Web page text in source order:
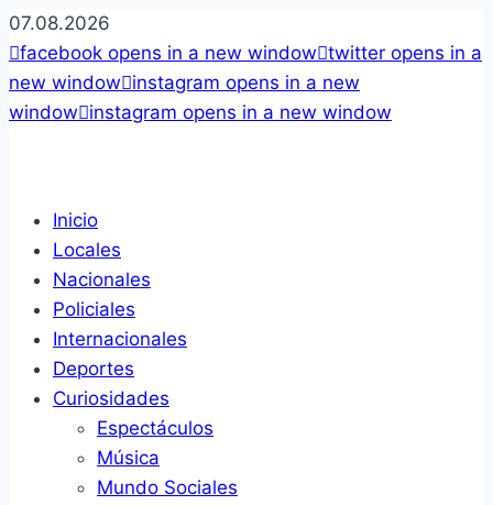
07.08.2026
facebook opens in a new window twitter opens in a
new window instagram opens in a new
window instagram opens in a new window
Inicio
Locales
Nacionales
Policiales
Internacionales
Deportes
Curiosidades
Espectáculos
Música
Mundo Sociales